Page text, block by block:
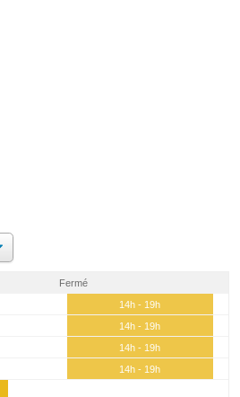
Fermé
14h - 19h
14h - 19h
14h - 19h
14h - 19h